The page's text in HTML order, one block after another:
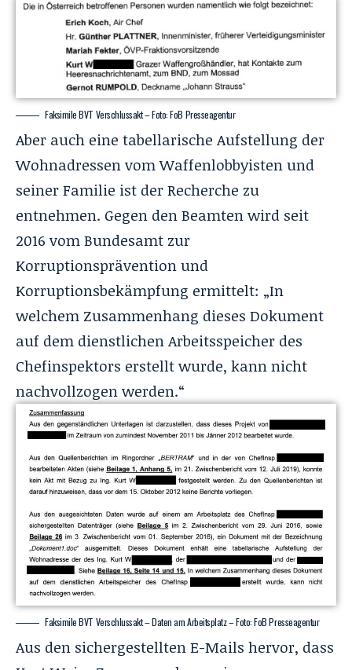
Faksimile BVT Verschlussakt – Foto: FoB Presseagentur
Aber auch eine tabellarische Aufstellung der
Wohnadressen vom Waffenlobbyisten und
seiner Familie ist der Recherche zu
entnehmen. Gegen den Beamten wird seit
2016 vom Bundesamt zur
Korruptionsprävention und
Korruptionsbekämpfung ermittelt: „In
welchem Zusammenhang dieses Dokument
auf dem dienstlichen Arbeitsspeicher des
Chefinspektors erstellt wurde, kann nicht
nachvollzogen werden.“
Faksimile BVT Verschlussakt – Daten am Arbeitsplatz – Foto: FoB Presseagentur
Aus den sichergestellten E-Mails hervor, dass